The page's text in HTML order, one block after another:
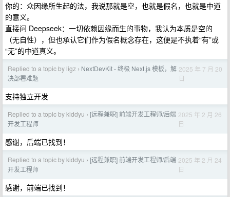
你的：众因缘所生起的法，我说那就是空，也就是假名，也就是中道
的意义。
直接问 Deepseek：一切依赖因缘而生的事物，我认为本质是空的
（无自性），但也承认它们作为假名概念存在，这便是不执着“有”或
“无”的中道真义。
Replied to a topic by ligz › NextDevKit - 终极 Next.js 模板，解
决部署难题
2025 年 7 月 20
日
支持独立开发
Replied to a topic by kiddyu › [远程兼职] 前端开发工程师/后端
开发工程师
2025 年 2 月 26
日
感谢，后端已找到！
Replied to a topic by kiddyu › [远程兼职] 前端开发工程师/后端
开发工程师
2025 年 2 月 24
日
感谢，前端已找到！